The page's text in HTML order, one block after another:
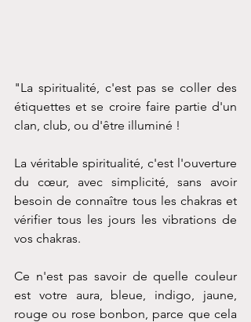
"La spiritualité, c'est pas se coller des
étiquettes et se croire faire partie d'un
clan, club, ou d'être illuminé !
La véritable spiritualité, c'est l'ouverture
du cœur, avec simplicité, sans avoir
besoin de connaître tous les chakras et
vérifier tous les jours les vibrations de
vos chakras.
Ce n'est pas savoir de quelle couleur
est votre aura, bleue, indigo, jaune,
rouge ou rose bonbon, parce que cela